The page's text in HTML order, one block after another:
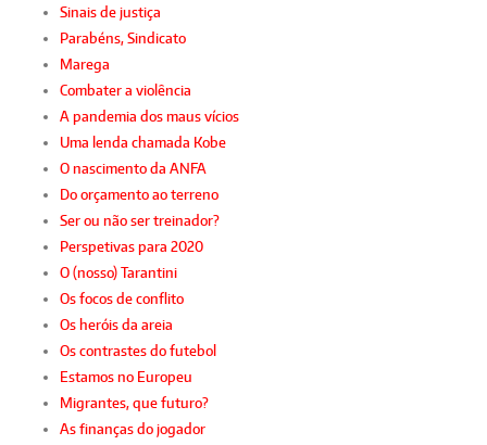
Sinais de justiça
Parabéns, Sindicato
Marega
Combater a violência
A pandemia dos maus vícios
Uma lenda chamada Kobe
O nascimento da ANFA
Do orçamento ao terreno
Ser ou não ser treinador?
Perspetivas para 2020
O (nosso) Tarantini
Os focos de conflito
Os heróis da areia
Os contrastes do futebol
Estamos no Europeu
Migrantes, que futuro?
As finanças do jogador